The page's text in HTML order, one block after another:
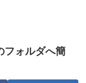
フォルダへ簡